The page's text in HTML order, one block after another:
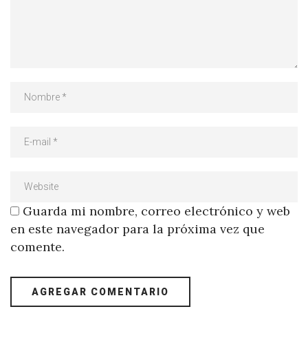
Guarda mi nombre, correo electrónico y web
en este navegador para la próxima vez que
comente.